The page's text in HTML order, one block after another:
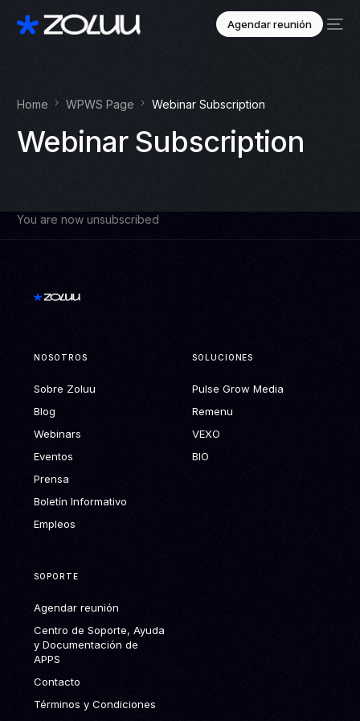
Agendar reunión
Home WPWS Page Webinar Subscription
Webinar Subscription
You are now unsubscribed
NOSOTROS
Sobre Zoluu
Blog
Webinars
Eventos
Prensa
Boletín Informativo
Empleos
SOLUCIONES
Pulse Grow Media
Remenu
VEXO
BIO
SOPORTE
Agendar reunión
Centro de Soporte, Ayuda
y Documentación de
APPS
Contacto
Términos y Condiciones